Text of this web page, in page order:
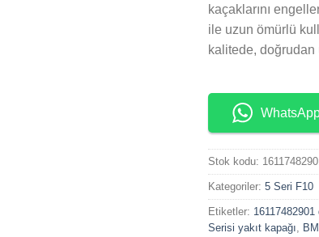
kaçaklarını
ile uzun ömürlü
kalitede, doğrudan
Stok kodu:
Kategoriler: 5 Seri F10
Etiketler: 16117482901
Serisi yakıt kapağı,